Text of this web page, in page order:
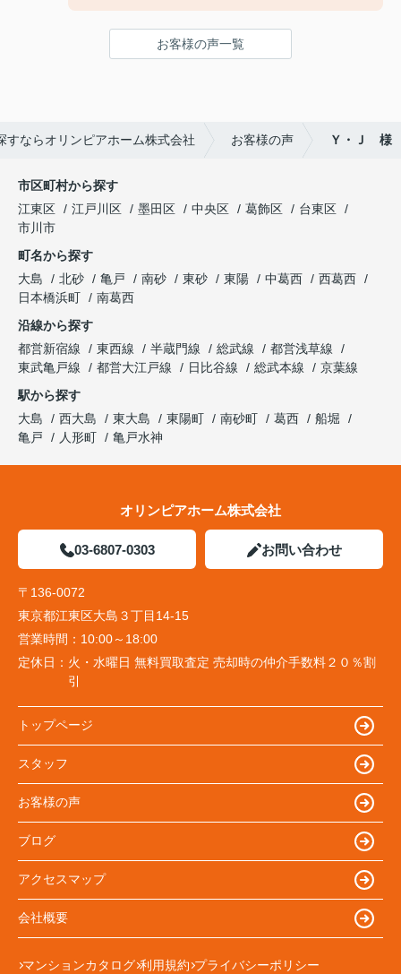
ご丁寧にありがとうございました。
お客様の声一覧
すならオリンピアホーム株式会社 お客様の声 Ｙ・Ｊ 様
市区町村から探す
江東区
江戸川区 墨田区 中央区 葛飾区
台東区
市川市
町名から探す
大島
北砂 亀戸 南砂 東砂 東陽 中葛西
西葛西
日本橋浜町
南葛西
沿線から探す
都営新宿線
東西線 半蔵門線 総武線
都営浅草線
東武亀戸線
都営大江戸線 日比谷線 総武本線
京葉線
駅から探す
大島
西大島 東大島 東陽町 南砂町 葛西
船堀
亀戸
人形町 亀戸水神
オリンピアホーム株式会社
03-6807-0303 お問い合わせ
〒136-0072
東京都江東区大島３丁目14-15
営業時間： 10:00～18:00
定休日： 火・水曜日 無料買取査定 売却時の仲介手数料２０％割
引
トップページ
スタッフ
お客様の声
ブログ
アクセスマップ
会社概要
マンションカタログ 利用規約 プライバシーポリシー